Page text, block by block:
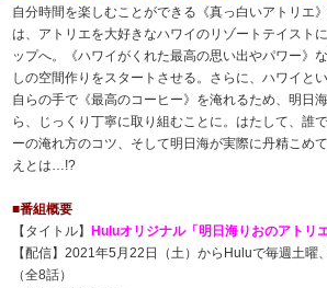
自分時間を楽しむことができる《真っ白いアトリエ
は、アトリエを大好きなハワイのリゾートテイスト
ップへ。《ハワイがくれた最高の思い出やパワー》
しの空間作りをスタートさせる。さらに、ハワイと
自らの手で《最高のコーヒー》を淹れるため、明日
ら、じっくり丁寧に取り組むことに。はたして、誰
ーの淹れ方のコツ、そして明日海が実際に丹精こめ
えとは…!?
■番組概要
【タイトル】
Huluオリジナル「明日海りおのアトリエ
【配信】2021年5月22日（土）からHuluで毎週土曜
（全8話）